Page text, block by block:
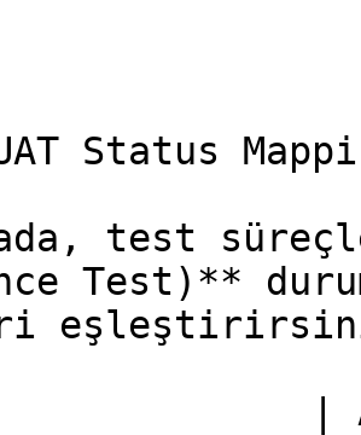
Status
test
Test)**
|